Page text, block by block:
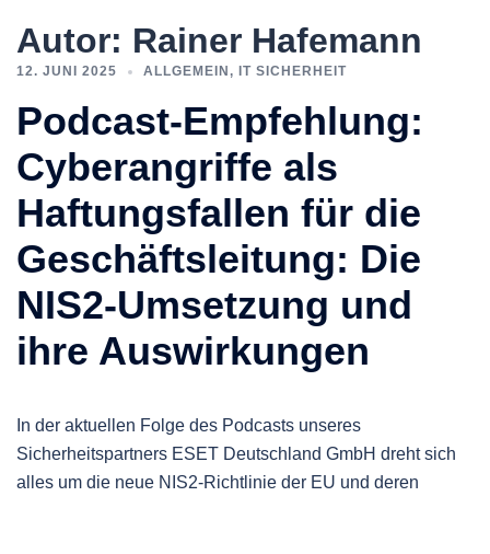
Autor: Rainer Hafemann
12. JUNI 2025 ALLGEMEIN , IT SICHERHEIT
Podcast-Empfehlung:
Cyberangriffe als
Haftungsfallen für die
Geschäftsleitung: Die
NIS2-Umsetzung und
ihre Auswirkungen
In der aktuellen Folge des Podcasts unseres
Sicherheitspartners ESET Deutschland GmbH dreht sich
alles um die neue NIS2-Richtlinie der EU und deren